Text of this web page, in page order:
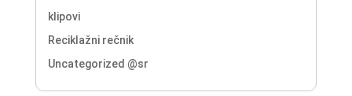
klipovi
Reciklažni rečnik
Uncategorized @sr